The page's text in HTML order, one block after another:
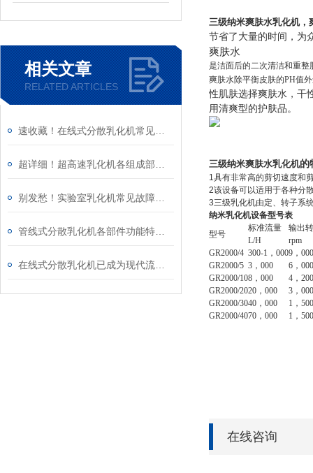
相关文章
RELATED ARTICLES
三级纳米爽肤水乳化机，
节省了大量的时间，为
爽肤水
是洁面后的二次清洁和重整
爽肤水除平衡皮肤的PH值
性肌肤选择爽肤水，干
用清爽型的护肤品。
三级纳米爽肤水乳化机的
1具有非常高的剪切速度和
2该设备可以适用于各种分
3三级乳化机由定、转子系
纳米乳化机设备型号表
型号
标准流量
L/H
输出
rpm
GR2000/4 300-1，0009，000
GR2000/5 3，000
6，000
GR2000/108，000
4，200
GR2000/2020，000
3，000
GR2000/3040，000
1，500
GR2000/4070，000 1，500
在线咨询